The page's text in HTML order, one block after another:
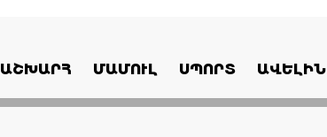
ԱՇԽԱՐՀ ՄԱՄՈՒԼ ՍՊՈՐՏ ԱՎԵԼԻՆ